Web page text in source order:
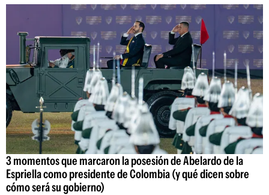
3 momentos que marcaron la posesión de Abelardo de la
Espriella como presidente de Colombia (y qué dicen sobre
cómo será su gobierno)